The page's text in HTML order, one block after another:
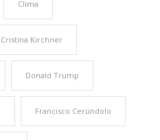
Clima
Cristina Kirchner
Donald Trump
Francisco Cerúndolo